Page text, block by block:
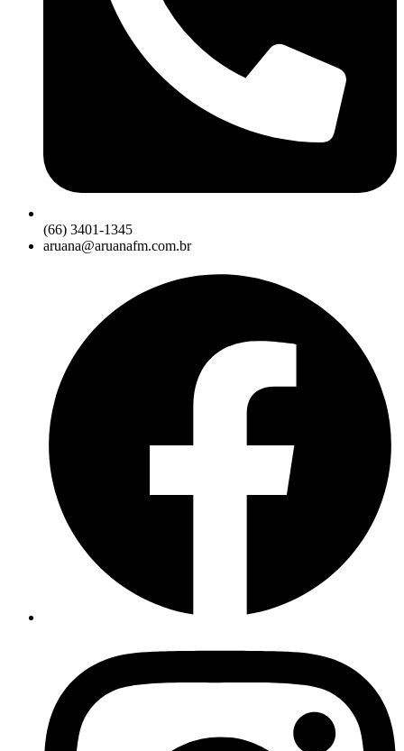
(66) 3401-1345
aruana@aruanafm.com.br